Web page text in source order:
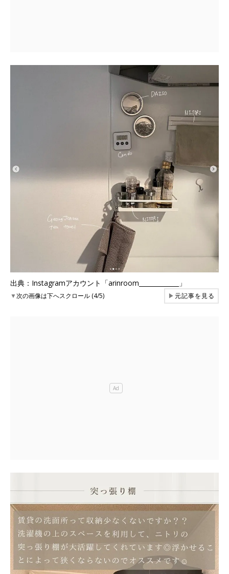
出典：Instagramアカウント「arinroom_____________」
▼次の画像は下へスクロール (4/5) ▶元記事を見る